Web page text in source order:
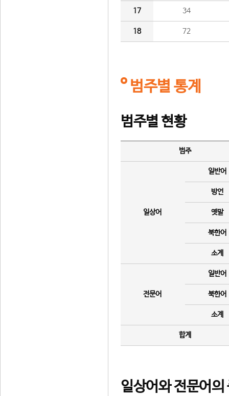
17 34
18 72
범주별 통계
범주별 현황
범주
일상어
일반어
방언
옛말
북한어
소계
전문어
일반어
북한어
소계
합계
일상어와 전문어의